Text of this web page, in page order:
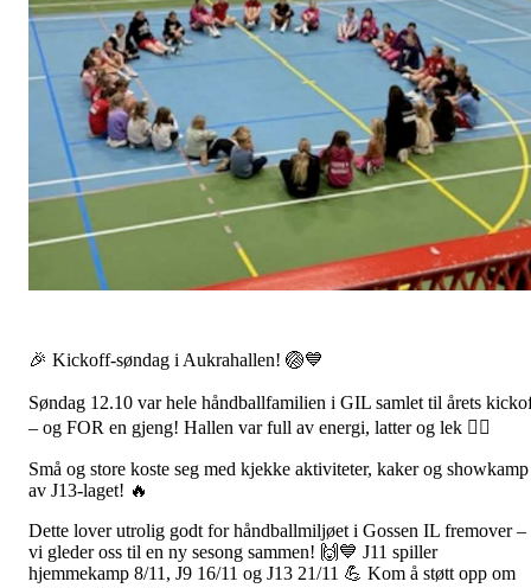
🎉 Kickoff-søndag i Aukrahallen! 🏐💙
Søndag 12.10 var hele håndballfamilien i GIL samlet til årets
– og FOR en gjeng! Hallen var full av energi, latter og lek 🤾‍♀️
Små og store koste seg med kjekke aktiviteter, kaker og showkamp
av J13-laget! 🔥
Dette lover utrolig godt for håndballmiljøet i Gossen IL fremover –
vi gleder oss til en ny sesong sammen! 🙌💙 J11 spiller
hjemmekamp 8/11, J9 16/11 og J13 21/11 💪 Kom å støtt opp om